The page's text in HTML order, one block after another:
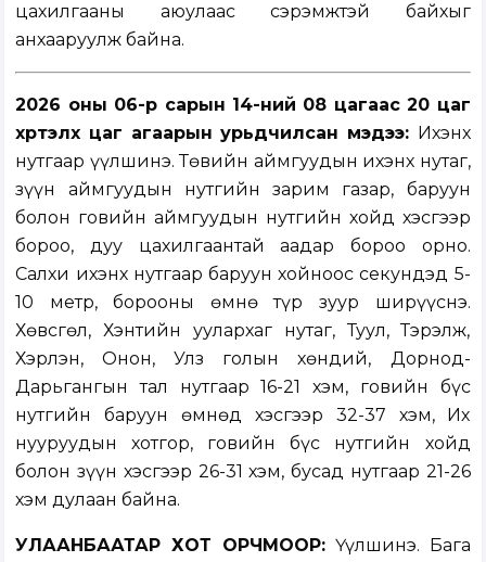
цахилгааны аюулаас сэрэмжтэй байхыг
анхааруулж байна.
2026 оны 06-р сарын 14-ний 08 цагаас 20 цаг
хүртэлх цаг агаарын урьдчилсан мэдээ: Ихэнх
нутгаар үүлшинэ. Төвийн аймгуудын ихэнх нутаг,
зүүн аймгуудын нутгийн зарим газар, баруун
болон говийн аймгуудын нутгийн хойд хэсгээр
бороо, дуу цахилгаантай аадар бороо орно.
Салхи ихэнх нутгаар баруун хойноос секундэд 5-
10 метр, борооны өмнө түр зуур ширүүснэ.
Хөвсгөл, Хэнтийн уулархаг нутаг, Туул, Тэрэлж,
Хэрлэн, Онон, Улз голын хөндий, Дорнод-
Дарьгангын тал нутгаар 16-21 хэм, говийн бүс
нутгийн баруун өмнөд хэсгээр 32-37 хэм, Их
нууруудын хотгор, говийн бүс нутгийн хойд
болон зүүн хэсгээр 26-31 хэм, бусад нутгаар 21-26
хэм дулаан байна.
УЛААНБААТАР ХОТ ОРЧМООР:Үүлшинэ. Бага